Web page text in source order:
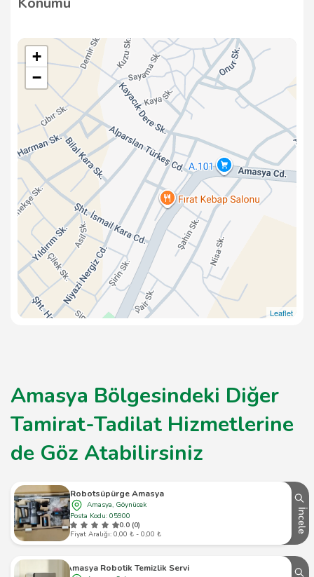
+
−
Leaflet
Amasya Bölgesindeki Diğer
Tamirat-Tadilat Hizmetlerine
de Göz Atabilirsiniz
Robotsüpürge Amasya
Amasya, Göynücek
Posta Kodu: 05900
0.0 (0)
Fiyat Aralığı: 0,00 ₺ - 0,00 ₺
İncele
Amasya Robotik Temizlik Servisi